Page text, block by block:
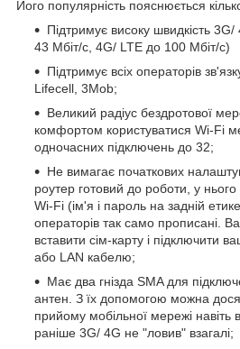
Його популярність пояснюється
Підтримує високу швидкість
43 Мбіт/с, 4G/ LTE до 100 Мбіт/с)
Підтримує всіх операторів
Lifecell, 3Mob;
Великий радіус бездротової
комфортом користуватися Wi-Fi
одночасних підключень до 32;
Не вимагає початкових
роутер готовий до роботи, у
Wi-Fi (ім'я і пароль на задній
операторів так само прописані.
вставити сім-карту і підключити
або LAN кабелю;
Має два гнізда SMA для
антен. З їх допомогою можна
прийому мобільної мережі навіть
раніше 3G/ 4G не "ловив" взагалі;